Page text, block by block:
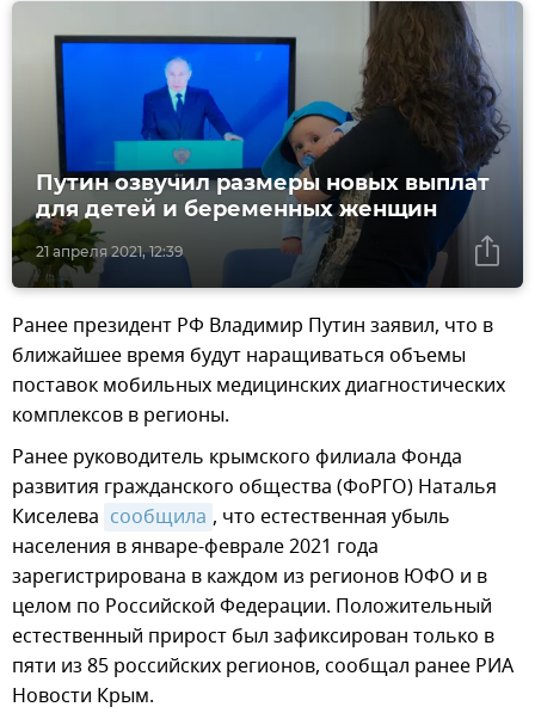
21 апреля 2021, 12:39
Путин озвучил размеры новых выплат
для детей и беременных женщин
Ранее президент РФ Владимир Путин заявил, что в
ближайшее время будут наращиваться объемы
поставок мобильных медицинских диагностических
комплексов в регионы.
Ранее руководитель крымского филиала Фонда
развития гражданского общества (ФоРГО) Наталья
Киселева сообщила , что естественная убыль
населения в январе-феврале 2021 года
зарегистрирована в каждом из регионов ЮФО и в
целом по Российской Федерации. Положительный
естественный прирост был зафиксирован только в
пяти из 85 российских регионов, сообщал ранее РИА
Новости Крым.